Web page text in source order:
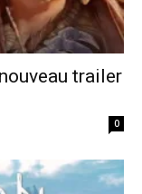
trailer
0